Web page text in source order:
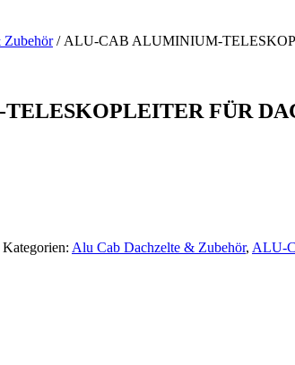
Zubehör/ ALU-CAB ALUMINIUM-
FÜR
Kategorien: Alu Cab Dachzelte & Zubehör, ALU-